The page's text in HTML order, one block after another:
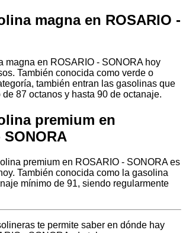
magna en ROSARIO -
magna en ROSARIO - SONORA hoy
También conocida como verde o
también entran las gasolinas que
87 octanos y hasta 90 de octanaje.
premium en
SONORA
premium en ROSARIO - SONORA es
También conocida como la gasolina
mínimo de 91, siendo regularmente
te permite saber en dónde hay